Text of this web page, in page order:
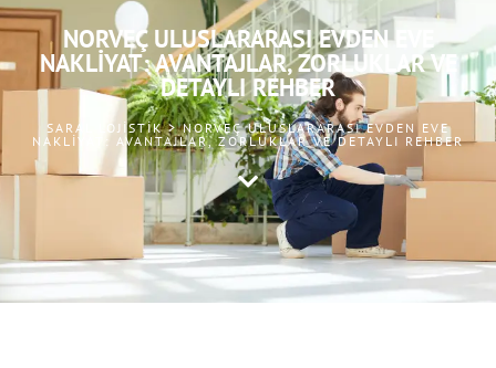
NORVEÇ ULUSLARARASI EVDEN EVE
NAKLIYAT: AVANTAJLAR, ZORLUKLAR VE
DETAYLI REHBER
SARAL LOJISTIK > NORVEÇ ULUSLARARASI EVDEN EVE
NAKLIYAT: AVANTAJLAR, ZORLUKLAR VE DETAYLI REHBER